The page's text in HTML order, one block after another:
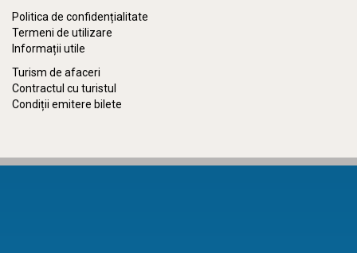
Politica de confidențialitate
Termeni de utilizare
Informații utile
Turism de afaceri
Contractul cu turistul
Condiții emitere bilete